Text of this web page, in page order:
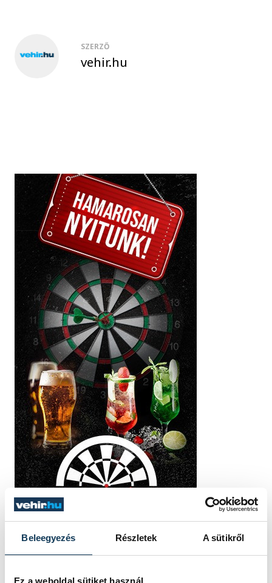
Beleegyezés Részletek A sütikről
SZERZŐ
vehir.hu